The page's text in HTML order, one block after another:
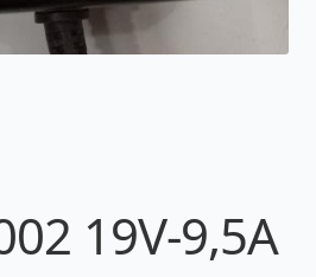
19V-9,5A